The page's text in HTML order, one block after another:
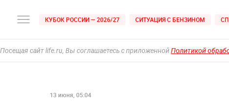
КУБОК РОССИИ — 2026/27 СИТУАЦИЯ С БЕНЗИНОМ
Посещая сайт life.ru, Вы соглашаетесь с приложеннойПолитикой
13 июня, 05:04